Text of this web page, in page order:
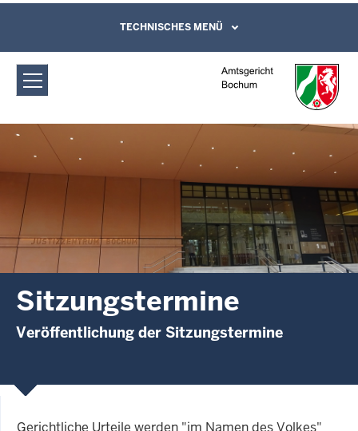
Amtsgericht Bochum: Sitzungstermine
Direkt zum Inhalt
Leichte Sprache, Gebärdensprachenvideo
und Kontaktformular
TECHNISCHES MENÜ
Sitzungstermine
Veröffentlichung der Sitzungstermine
Gerichtliche Urteile werden "im Namen des Volkes"